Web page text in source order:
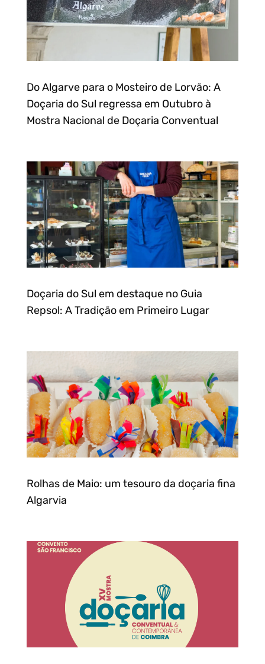
Do Algarve para o Mosteiro de Lorvão: A
Doçaria do Sul regressa em Outubro à
Mostra Nacional de Doçaria Conventual
Doçaria do Sul em destaque no Guia
Repsol: A Tradição em Primeiro Lugar
Rolhas de Maio: um tesouro da doçaria fina
Algarvia